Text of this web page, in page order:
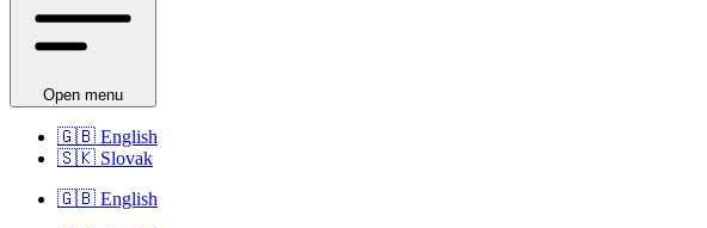
Open menu
🇬🇧 English
🇸🇰 Slovak
🇬🇧 English